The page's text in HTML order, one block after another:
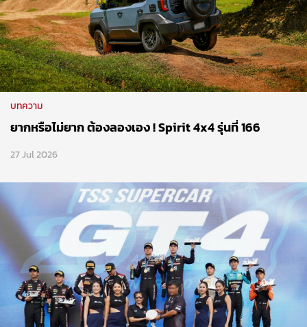
บทความ
ยากหรือไม่ยาก ต้องลองเอง ! Spirit 4x4 รุ่นที่ 166
27 Jul 2026